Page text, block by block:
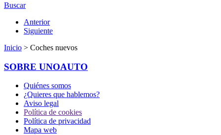
Buscar
Anterior
Siguiente
Inicio > Coches nuevos
SOBRE UNOAUTO
Quiénes somos
¿Quieres que hablemos?
Aviso legal
Política de cookies
Política de privacidad
Mapa web